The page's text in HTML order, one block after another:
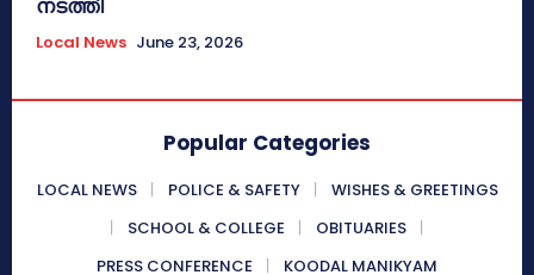
നടത്തി
Local News June 23, 2026
Popular Categories
LOCAL NEWS POLICE & SAFETY
WISHES & GREETINGS
SCHOOL & COLLEGE
OBITUARIES
PRESS CONFERENCE
KOODAL MANIKYAM